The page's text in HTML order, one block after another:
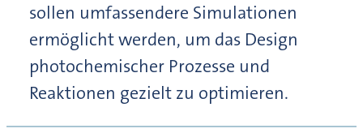
sollen umfassendere Simulationen
ermöglicht werden, um das Design
photochemischer Prozesse und
Reaktionen gezielt zu optimieren.